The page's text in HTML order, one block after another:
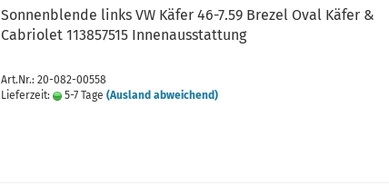
Sonnenblende links VW Käfer 46-7.59 Brezel Oval Käfer &
Cabriolet 113857515 Innenausstattung
Art.Nr.: 20-082-00558
Lieferzeit:
5-7 Tage (Ausland abweichend)